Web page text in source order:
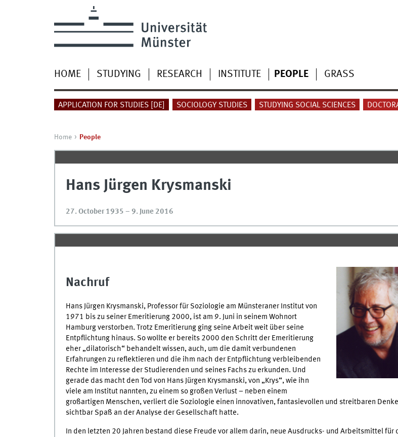
HOME STUDYING RESEARCH INSTITUTE PEOPLE GRASS
APPLICATION FOR STUDIES [DE] SOCIOLOGY STUDIES STUDYING SOCIAL SCIENCES
Home People
Hans Jürgen Krysmanski
27. October 1935 – 9. June 2016
Nachruf
Hans Jürgen Krysmanski, Professor für Soziologie am Münsteraner Institut von
1971 bis zu seiner Emeritierung 2000, ist am 9. Juni in seinem Wohnort
Hamburg verstorben. Trotz Emeritierung ging seine Arbeit weit über seine
Entpflichtung hinaus. So wollte er bereits 2000 den Schritt der Emeritierung
eher „dilatorisch“ behandelt wissen, auch, um die damit verbundenen
Erfahrungen zu reflektieren und die ihm nach der Entpflichtung verbleibenden
Rechte im Interesse der Studierenden und seines Fachs zu erkunden. Und
gerade das macht den Tod von Hans Jürgen Krysmanski, von „Krys“, wie ihn
viele am Institut nannten, zu einem so großen Verlust – neben einem
großartigen Menschen, verliert die Soziologie einen innovativen, fantasievollen und streitbaren
sichtbar Spaß an der Analyse der Gesellschaft hatte.
In den letzten 20 Jahren bestand diese Freude vor allem darin, neue Ausdrucks- und Arbeitsmittel für